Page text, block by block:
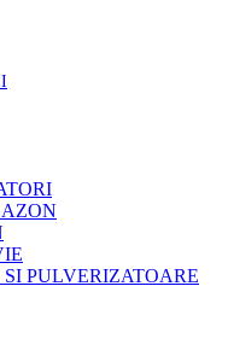
PULVERIZATOARE